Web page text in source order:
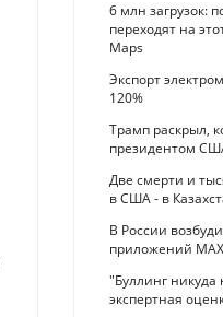
6 млн загрузок:
переходят на
Maps
Экспорт
120%
Трамп раскрыл,
президентом
Две смерти и
в США - в
В России
приложений
"Буллинг никуда
экспертная